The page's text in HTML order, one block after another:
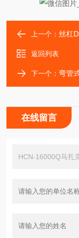
上一个：丝杠
返回列表
下一个：弯管式
在线留言